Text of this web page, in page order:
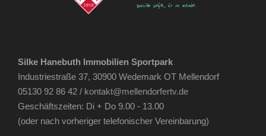
Silke Hanebuth Immobilien Sportpark
Industriestraße 37, 30900 Wedemark OT Mellendorf
05130 92 86 42 / kontakt@mellendorfertv.de
Geschäftszeiten: Di + Do 9.00 - 13.00
(oder nach vorheriger telefonischer Vereinbarung)